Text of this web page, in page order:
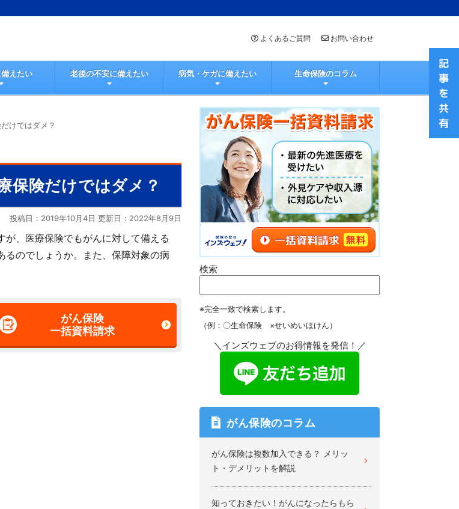
よくあるご質問 お問い合わせ
えたい 老後の不安に備えたい 病気・ケガに備えたい 生命保険のコラム
けではダメ？
保険だけではダメ？
投稿日：2019年10月4日 更新日： 2022年8月9日
、医療保険でもがんに対して備える
るのでしょうか。また、保障対象の病
がん保険
一括資料請求
検索
※完全一致で検索します。
（例：〇生命保険 ×せいめいほけん）
＼インズウェブのお得情報を発信！／
がん保険のコラム
がん保険は複数加入できる？ メリッ
ト・デメリットを解説
知っておきたい！がんになったらもら